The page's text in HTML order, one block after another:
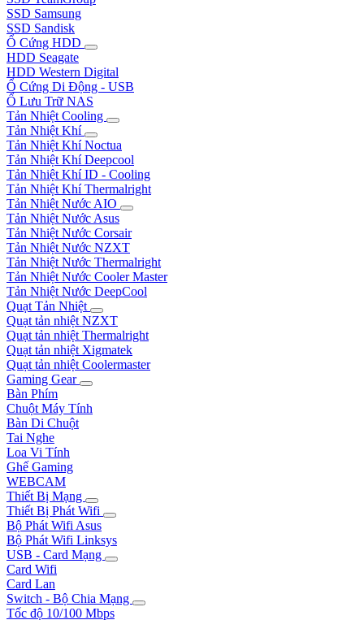
SSD Samsung
SSD Sandisk
Ổ Cứng HDD
HDD Seagate
HDD Western Digital
Ổ Cứng Di Động - USB
Ổ Lưu Trữ NAS
Tản Nhiệt Cooling
Tản Nhiệt Khí
Tản Nhiệt Khí Noctua
Tản Nhiệt Khí Deepcool
Tản Nhiệt Khí ID - Cooling
Tản Nhiệt Khí Thermalright
Tản Nhiệt Nước AIO
Tản Nhiệt Nước Asus
Tản Nhiệt Nước Corsair
Tản Nhiệt Nước NZXT
Tản Nhiệt Nước Thermalright
Tản Nhiệt Nước Cooler Master
Tản Nhiệt Nước DeepCool
Quạt Tản Nhiệt
Quạt tản nhiệt NZXT
Quạt tản nhiệt Thermalright
Quạt tản nhiệt Xigmatek
Quạt tản nhiệt Coolermaster
Gaming Gear
Bàn Phím
Chuột Máy Tính
Bàn Di Chuột
Tai Nghe
Loa Vi Tính
Ghế Gaming
WEBCAM
Thiết Bị Mạng
Thiết Bị Phát Wifi
Bộ Phát Wifi Asus
Bộ Phát Wifi Linksys
USB - Card Mạng
Card Wifi
Card Lan
Switch - Bộ Chia Mạng
Tốc độ 10/100 Mbps